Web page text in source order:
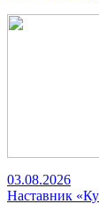
03.08.2026
Наставник